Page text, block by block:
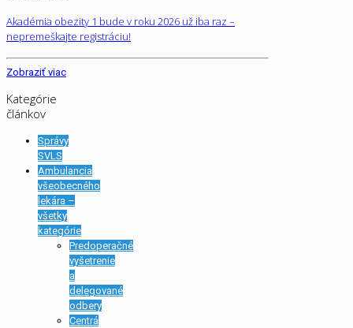
Akadémia obezity 1 bude v roku 2026 už iba raz –
nepremeškajte registráciu!
Zobraziť viac
Kategórie
článkov
Správy
SVLS
Ambulancia
všeobecného
lekára –
všetky
kategórie
Predoperačné
vyšetrenie
a
delegované
odbery
Centrá